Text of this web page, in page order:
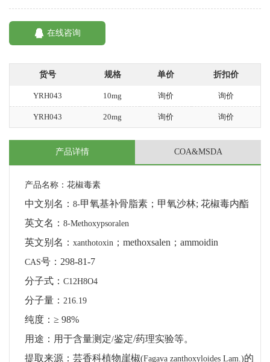
在线咨询
货号 规格 单价 折扣价
YRH043 10mg 询价 询价
YRH043 20mg 询价 询价
产品详情 COA&MSDA
产品名称：花椒毒素
中文别名： 8-甲氧基补骨脂素；甲氧沙林; 花椒毒内酯
英文名： 8-Methoxypsoralen
英文别名： xanthotoxin ； methoxsalen ； ammoidin
CAS号： 298-81-7
分子式： C12H8O4
分子量： 216.19
纯度： ≥ 98%
用途：用于含量测定/鉴定/药理实验等。
提取来源：芸香科植物崖椒(Fagava zanthoxyloides Lam.)的